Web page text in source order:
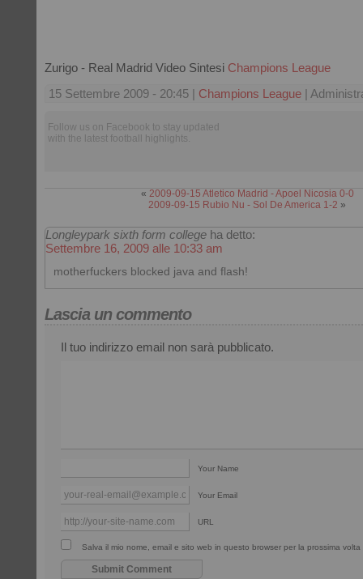
Zurigo - Real Madrid Video Sintesi Champions League
15 Settembre 2009 - 20:45 | Champions League |
Follow us on Facebook to stay updated
with the latest football highlights.
« 2009-09-15 Atletico Madrid - Apoel Nicosia 0-0
2009-09-15 Rubio Nu - Sol De America 1-2 »
Longleypark sixth form college ha detto:
Settembre 16, 2009 alle 10:33 am
motherfuckers blocked java and flash!
Lascia un commento
Il tuo indirizzo email non sarà pubblicato.
Your Name
Your Email
URL
Salva il mio nome, email e sito web in questo browser per la prossima